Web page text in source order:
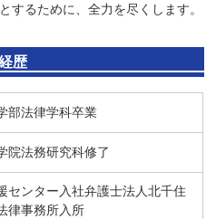
するために、全力を尽くします。
歴
部法律学科卒業
院法務研究科修了
センター入社弁護士法人北千住
律事務所入所